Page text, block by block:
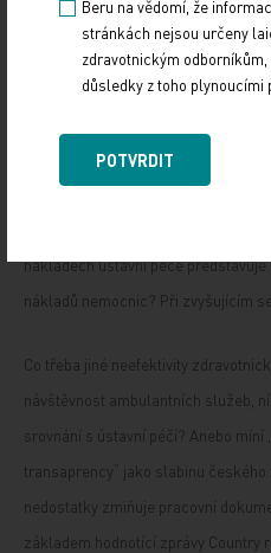
VZP označit kohokoli, koho
se hradí z veřejného zdravotního
konci. Kdože tady co „vysává“?
nákladech ústavní péče
nákladů nemocnic? Při zvyšujícím
Co třeba jiné neefektivity
návštěvnost ambulantních služeb,
srovnání s ústavní péčí? Anebo míní
transaprency“ jako slabinu
nedostatky zmiňuje pracovní
základem hodnotící zprávy Country
Beru na vědomí, že
stránkách nejsou určeny
zdravotnickým
důsledky z toho plynoucími
POTVRDIT